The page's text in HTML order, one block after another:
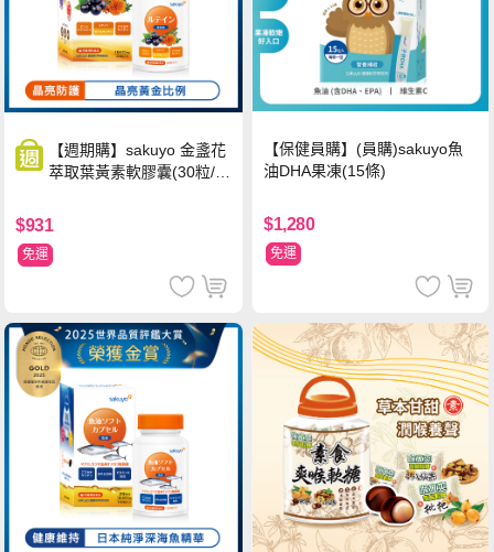
【週期購】sakuyo 金盞花
萃取葉黃素軟膠囊(30粒/
$931
免運
【保健員購】(員購)sakuyo魚
油DHA果凍(15條)
$1,280
免運